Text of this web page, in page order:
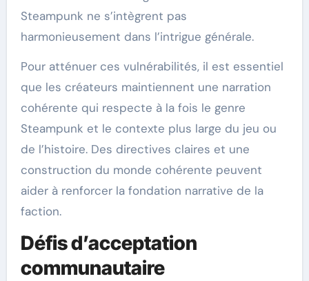
Steampunk ne s’intègrent pas
harmonieusement dans l’intrigue générale.
Pour atténuer ces vulnérabilités, il est essentiel
que les créateurs maintiennent une narration
cohérente qui respecte à la fois le genre
Steampunk et le contexte plus large du jeu ou
de l’histoire. Des directives claires et une
construction du monde cohérente peuvent
aider à renforcer la fondation narrative de la
faction.
Défis d’acceptation
communautaire